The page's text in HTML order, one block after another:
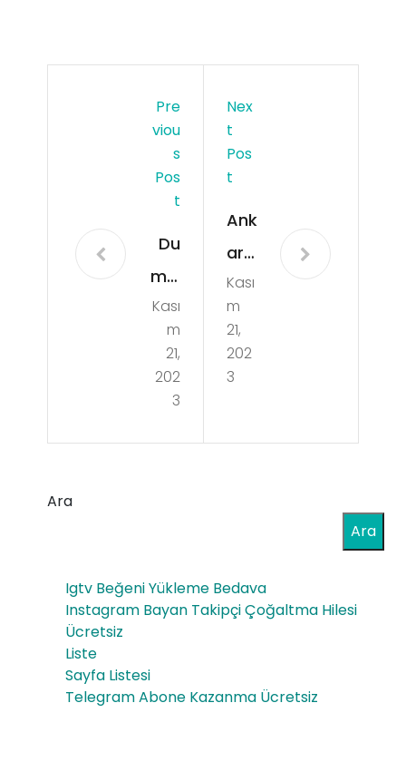
Pre
Viou
S
Pos
T
Du
mlu
pın
ar
Eng
elli
İş
Kası
m
21,
202
3
Nex
T
Pos
T
Ank
ara
Öz
el
Sa
ğlık
bini
Ser
um
Kası
m
21,
202
3
Ara
Ara
Igtv Beğeni Yükleme Bedava
Instagram Bayan Takipçi Çoğaltma Hilesi
Ücretsiz
Liste
Sayfa Listesi
Telegram Abone Kazanma Ücretsiz